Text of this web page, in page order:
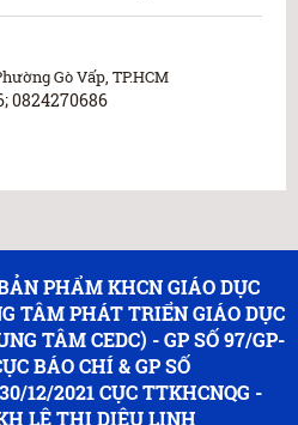
Gò Vấp, TP.HCM
0824270686
PHẨM KHCN GIÁO DỤC
TÂM PHÁT TRIỂN GIÁO DỤC
TÂM CEDC) - GP SỐ 97/GP-
BÁO CHÍ & GP SỐ
12/2021 CỤC TTKHCNQG -
LÊ THỊ DIỆU LINH